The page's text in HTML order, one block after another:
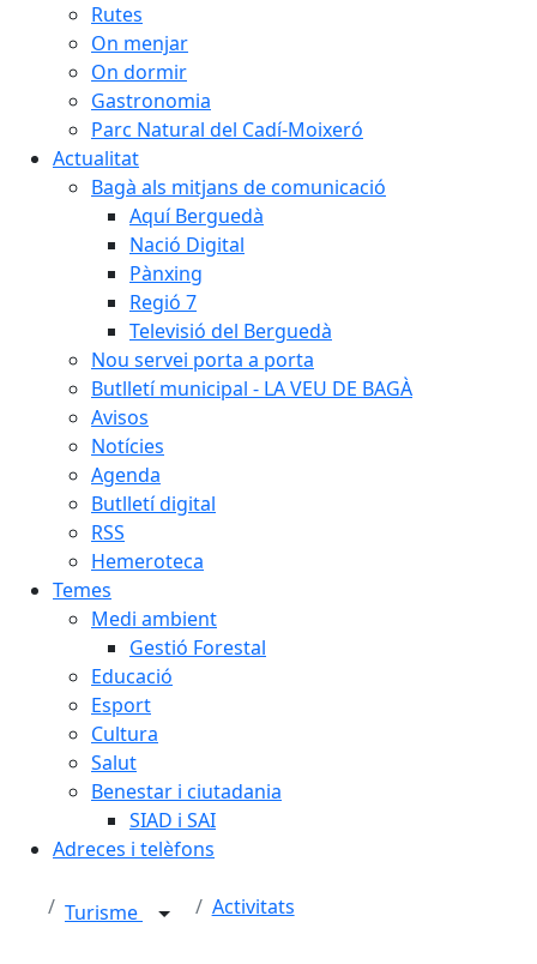
Rutes
On menjar
On dormir
Gastronomia
Parc Natural del Cadí-Moixeró
Actualitat
Bagà als mitjans de comunicació
Aquí Berguedà
Nació Digital
Pànxing
Regió 7
Televisió del Berguedà
Nou servei porta a porta
Butlletí municipal - LA VEU DE BAGÀ
Avisos
Notícies
Agenda
Butlletí digital
RSS
Hemeroteca
Temes
Medi ambient
Gestió Forestal
Educació
Esport
Cultura
Salut
Benestar i ciutadania
SIAD i SAI
Adreces i telèfons
Turisme Activitats